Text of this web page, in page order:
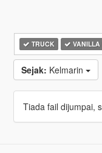
TRUCK VANILLA
Sejak: Kelmarin
Tiada fail dijumpai,